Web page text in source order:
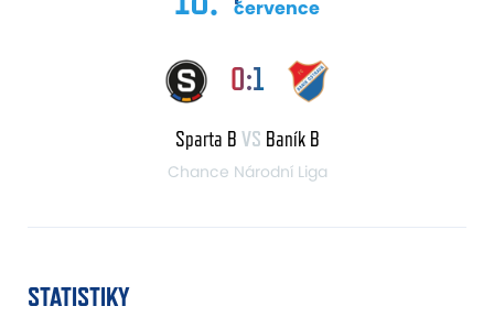
července
0:1
Sparta B VS Baník B
Chance Národní Liga
STATISTIKY